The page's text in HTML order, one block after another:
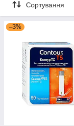
Сортування
–3%